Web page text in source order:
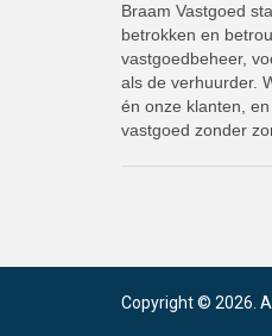
Braam Vastgoed
betrokken en
vastgoedbeheer,
als de verhuurder.
én onze klanten,
vastgoed zonder
Copyright © 2026.